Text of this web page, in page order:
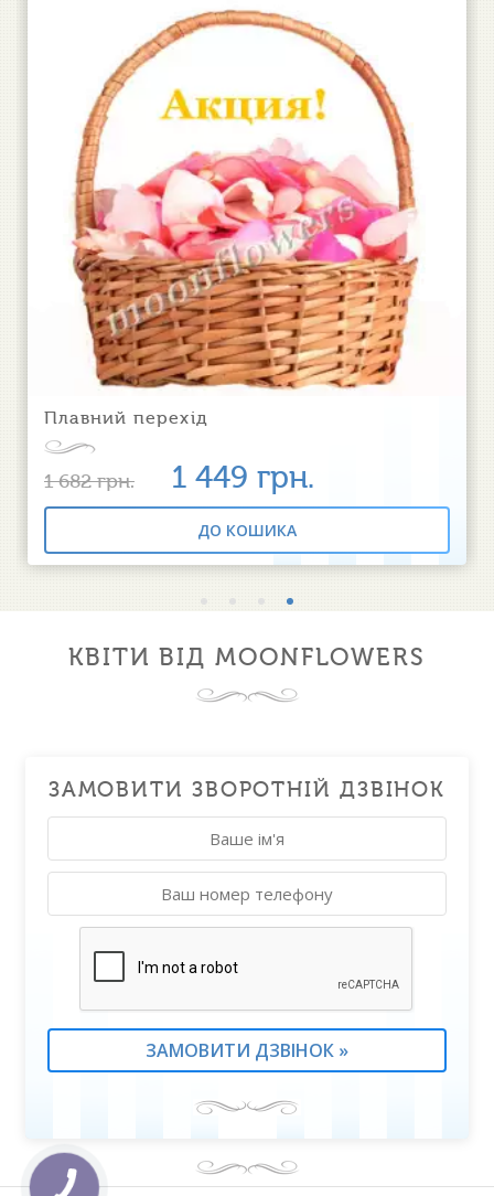
Плавний перехід
1 682грн. 1 449 грн.
ДО КОШИКА
КВІТИ ВІД MOONFLOWERS
ЗАМОВИТИ ЗВОРОТНІЙ ДЗВІНОК